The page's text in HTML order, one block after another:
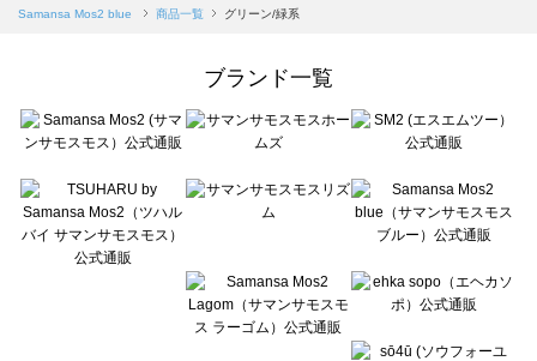
Samansa Mos2 blue（サマンサモスモス ブルー）の一覧
Te chichi（テチチ）の一覧
Te chichi CLASSIC（テチチ クラシック）の一覧
Lugnoncure（ルノンキュール）の一覧
BETTY'S BLUE（べティーズブルー）の一覧
Wpc.（ワールドパーティー）の一覧
Samansa Mos2 blue 商品一覧 グリーン/緑系
ブランド一覧